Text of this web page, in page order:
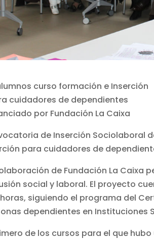
de Inserción Sociolaboral
para cuidadores de
de Fundación La Caixa
social y laboral. El proyecto
siguiendo el programa del
dependientes en Instituciones
de los cursos para el que